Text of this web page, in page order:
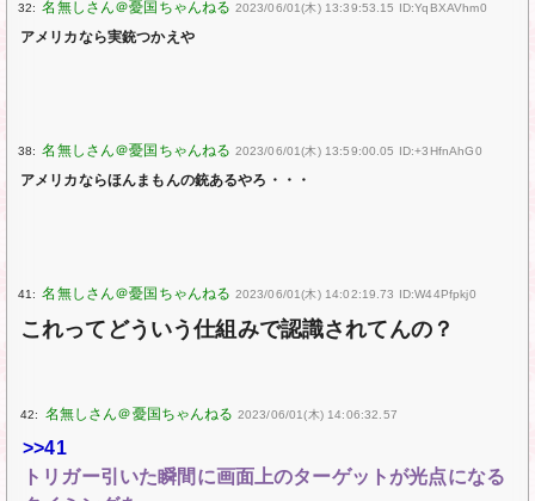
32: 2023/06/01(木) 13:39:53.15 ID:YqBXAVhm0
アメリカなら実銃つかえや
38: 2023/06/01(木) 13:59:00.05 ID:+3HfnAhG0
アメリカならほんまもんの銃あるやろ・・・
41: 2023/06/01(木) 14:02:19.73 ID:W44Pfpkj0
これってどういう仕組みで認識されてんの？
42: 2023/06/01(木) 14:06:32.57
>>41
トリガー引いた瞬間に画面上のターゲットが光点になる